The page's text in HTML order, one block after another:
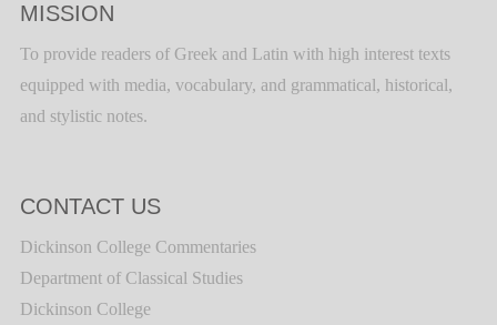
MISSION
To provide readers of Greek and Latin with high interest texts
equipped with media, vocabulary, and grammatical, historical,
and stylistic notes.
CONTACT US
Dickinson College Commentaries
Department of Classical Studies
Dickinson College